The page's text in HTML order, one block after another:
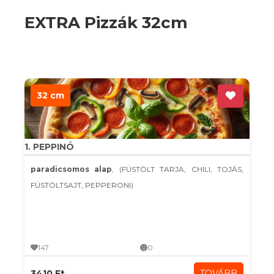
EXTRA Pizzák 32cm
32 cm
1. PEPPINÓ
paradicsomos alap, (FÜSTÖLT TARJA, CHILI, TOJÁS,
FÜSTÖLTSAJT, PEPPERONI)
147 0